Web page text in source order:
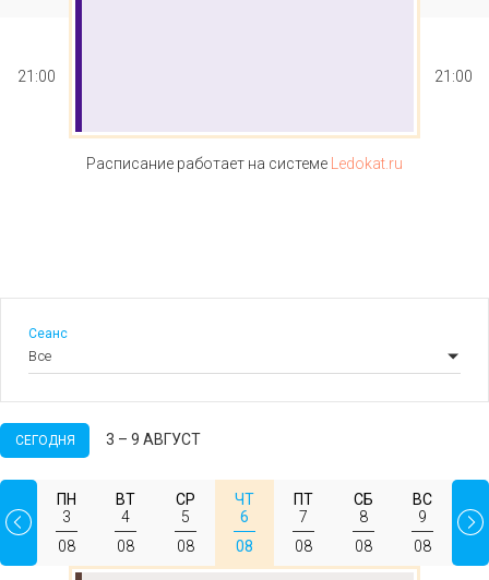
21:00 21:00
Расписание работает на системе Ledokat.ru
Сеанс
СЕГОДНЯ 3 – 9 АВГУСТ
ПН
3
08
ВТ
4
08
СР
5
08
ЧТ
6
08
ПТ
7
08
СБ
8
08
ВС
9
08